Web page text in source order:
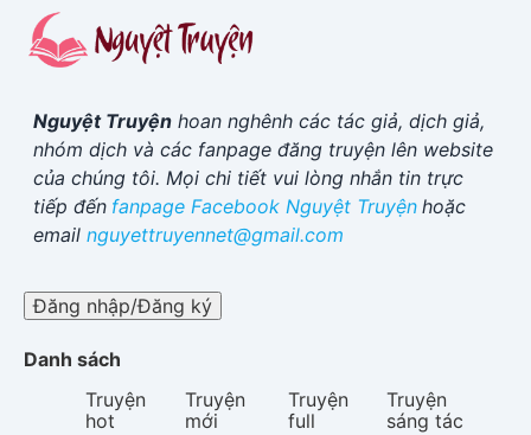
Nguyệt Truyện hoan nghênh các tác giả, dịch giả,
nhóm dịch và các fanpage đăng truyện lên website
của chúng tôi. Mọi chi tiết vui lòng nhắn tin trực
tiếp đến fanpage Facebook Nguyệt Truyện hoặc
email nguyettruyennet@gmail.com
Đăng nhập/Đăng ký
Danh sách
Truyện
hot
Truyện
mới
Truyện
full
Truyện
sáng tác